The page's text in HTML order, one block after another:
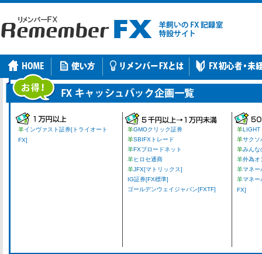
羊インヴァスト証券[トライオート
FX]
羊GMOクリック証券
羊SBIFXトレード
羊FXブロードネット
羊ヒロセ通商
羊JFX[マトリックス]
IG証券[FX標準]
ゴールデンウェイジャパン[FXTF]
羊LIGHT
羊サクソ
羊みんな
羊外為オ
羊マネー
羊マネー
FX]